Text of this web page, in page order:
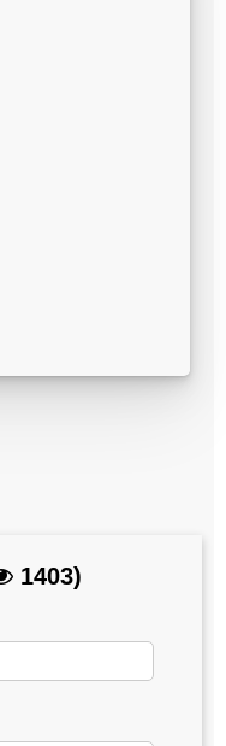
1403)